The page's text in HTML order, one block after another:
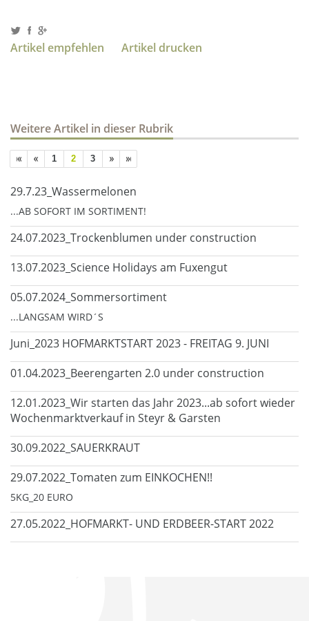
Artikel empfehlen Artikel drucken
Weitere Artikel in dieser Rubrik
1 2 3
29.7.23_Wassermelonen
...AB SOFORT IM SORTIMENT!
24.07.2023_Trockenblumen under construction
13.07.2023_Science Holidays am Fuxengut
05.07.2024_Sommersortiment
...LANGSAM WIRD´S
Juni_2023 HOFMARKTSTART 2023 - FREITAG 9. JUNI
01.04.2023_Beerengarten 2.0 under construction
12.01.2023_Wir starten das Jahr 2023...ab sofort wieder
Wochenmarktverkauf in Steyr & Garsten
30.09.2022_SAUERKRAUT
29.07.2022_Tomaten zum EINKOCHEN!!
5KG_20 EURO
27.05.2022_HOFMARKT- UND ERDBEER-START 2022